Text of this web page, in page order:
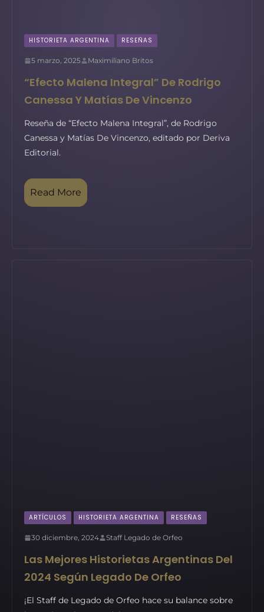
HISTORIETA ARGENTINA RESEÑAS
5 marzo, 2025 Maximiliano Britos
“Efecto Malena Integral” De Rodrigo
Canessa Y Matías De Vincenzo
Reseña de “Efecto Malena Integral”, de Rodrigo
Canessa y Matías De Vincenzo, editado por Deriva
Editorial.
Read More
ARTÍCULOS HISTORIETA ARGENTINA RESEÑAS
30 diciembre, 2024 Staff Legado de Orfeo
Las Mejores Historietas Argentinas Del
2024 Según Legado De Orfeo
¡El Staff de Legado de Orfeo hace su balance sobre